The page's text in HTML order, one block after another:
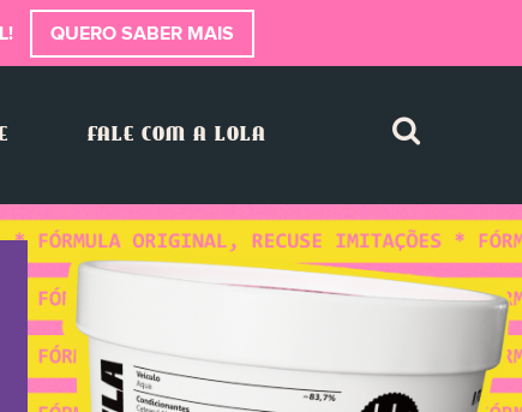
QUERO SABER MAIS
FALE COM A LOLA